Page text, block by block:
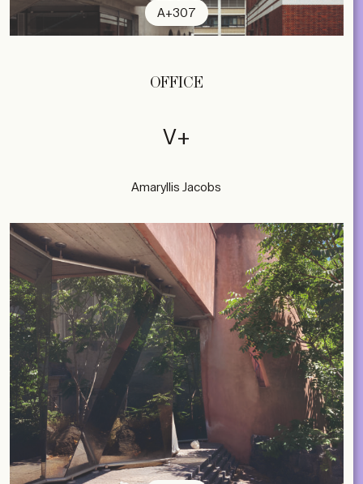
A+307
OFFICE
V+
Amaryllis Jacobs
LIBRARY
MAGAZINES
EVENTS
ABOUT
ACCOUNT
SHOP
SUBSCRIBE
NL EN FR
Contact
2026 © A+ Architects in Belgium Algemene verkoopvoorwaarden
Privacybeleid